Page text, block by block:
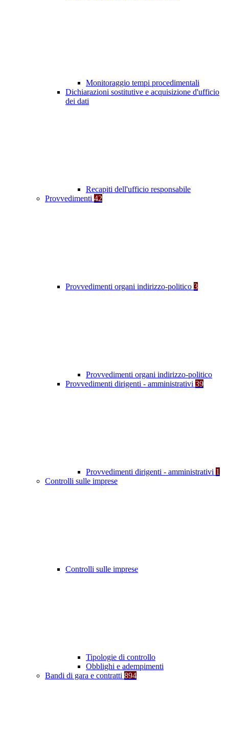
Monitoraggio tempi procedimentali
Dichiarazioni sostitutive e acquisizione d'ufficio
dei dati
Recapiti dell'ufficio responsabile
Provvedimenti 42
Provvedimenti organi indirizzo-politico 3
Provvedimenti organi indirizzo-politico
Provvedimenti dirigenti - amministrativi 39
Provvedimenti dirigenti - amministrativi 1
Controlli sulle imprese
Controlli sulle imprese
Tipologie di controllo
Obblighi e adempimenti
Bandi di gara e contratti 894